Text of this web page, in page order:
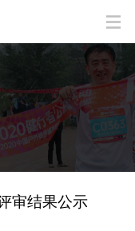
审结果公示